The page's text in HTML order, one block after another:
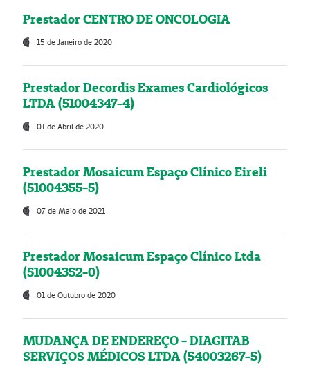
Prestador CENTRO DE ONCOLOGIA
15 de Janeiro de 2020
Prestador Decordis Exames Cardiológicos
LTDA (51004347-4)
01 de Abril de 2020
Prestador Mosaicum Espaço Clínico Eireli
(51004355-5)
07 de Maio de 2021
Prestador Mosaicum Espaço Clínico Ltda
(51004352-0)
01 de Outubro de 2020
MUDANÇA DE ENDEREÇO - DIAGITAB
SERVIÇOS MÉDICOS LTDA (54003267-5)